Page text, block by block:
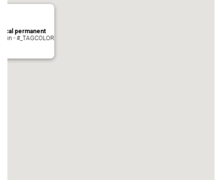
permanent
- #_TAGCOLOR